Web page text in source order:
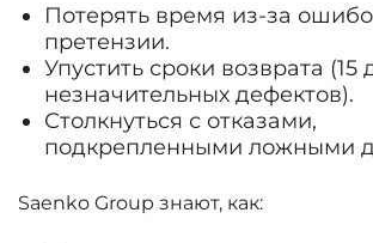
Потерять время из-за
претензии.
Упустить сроки возврата (15
незначительных дефектов).
Столкнуться с отказами,
подкрепленными ложными
Saenko Group знают, как: